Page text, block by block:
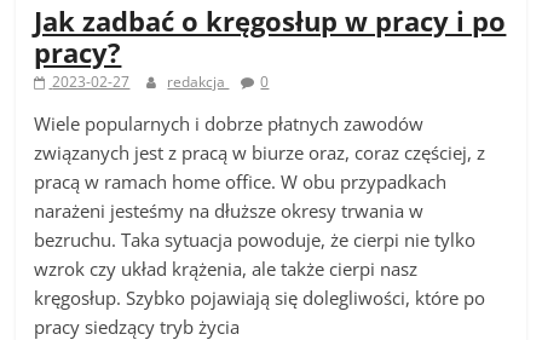
Jak zadbać o kręgosłup w pracy i po
pracy?
2023-02-27 redakcja 0
Wiele popularnych i dobrze płatnych zawodów
związanych jest z pracą w biurze oraz, coraz częściej, z
pracą w ramach home office. W obu przypadkach
narażeni jesteśmy na dłuższe okresy trwania w
bezruchu. Taka sytuacja powoduje, że cierpi nie tylko
wzrok czy układ krążenia, ale także cierpi nasz
kręgosłup. Szybko pojawiają się dolegliwości, które po
pracy siedzący tryb życia